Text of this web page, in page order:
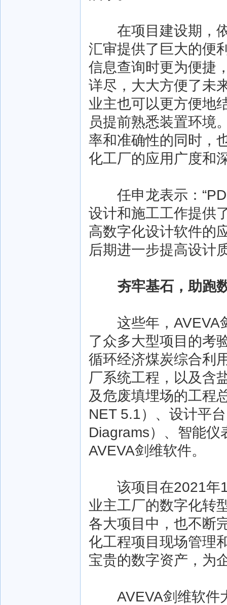
在项目建设期，依
汇审提供了巨大的便
信息查询时更为便捷
详尽，大大方便了未
业主也可以更方便地
员提前熟悉装置环境
率和准确性的同时，
化工厂的应用广度和
任申龙表示：
设计和施工工作提供
高数字化设计软件的
后期进一步提高设计
夯牢基石，助跑
这些年，AVEVA剑
了众多大型项目的考
循环经济煤炭综合利
厂系统工程，以及含
及危废填埋场的工程
NET 5.1）、设计平
Diagrams）、智能仪
AVEVA剑维软件。
该项目在2021年
业主工厂的数字化转
各大项目中，也不断
化工程项目现场管理
宝贵的数字资产，为
AVEVA剑维软件大